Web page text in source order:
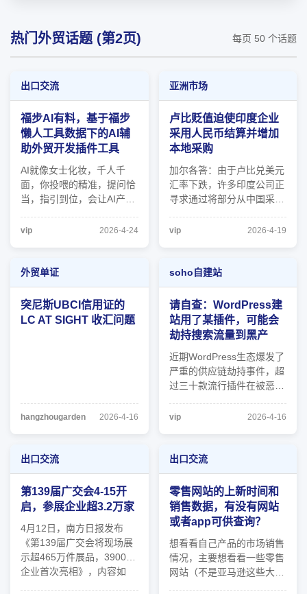
热门外贸话题 (第2页) 每页 50 个话题
出口交流
福步AI有料，基于福步
懒人工具数据下的AI辅
助外贸开发插件工具
AI就像女士化妆，千人千
面，你投喂的精准，提问恰
当，指引到位，会让AI产出
步AI有料 ：基于懒人工具的
辅助商业数据 1 先抓取目标
客户官网的重要页面内容 1-
5页，不够自己再加 2 福步
提 ...
vip 2026-4-24
亚洲市场
卢比贬值迫使印度企业
采用人民币结算并增加
本地采购
加尔各答：由于卢比兑美元
汇率下跌，许多印度公司正
寻求通过将部分从中国采购
本地采购，以减轻对进口商
Electroplast 和 Super
Plastronics 已开始以人民币
结算部分进口商品，以从中
国供应 ...
vip 2026-4-19
外贸单证
突尼斯UBCI信用证的
LC AT SIGHT 收汇问题
hangzhougarden 2026-4-16
soho自建站
请自查：WordPress建
站用了某插件，可能会
劫持搜索流量到黑产
近期WordPress生态爆发了
严重的供应链劫持事件，超
过三十款流行插件在被恶意
活，涉及Essential Plugin系
盘数据、客户信息甚至收款
链接正面临被窃取和篡改的
风险。外贸建站务必在十分
钟内完成以下 ...
vip 2026-4-16
出口交流
第139届广交会4-15开
启，参展企业超3.2万家
4月12日，南方日报发布
《第139届广交会将现场展
示超465万件展品，3900家
企业首次亮相》，内容如
出口交流
零售网站的上新时间和
销售数据，有没有网站
或者app可供查询？
想看看自己产品的市场销售
情况，主要想看看一些零售
网站（不是亚马逊这些大平